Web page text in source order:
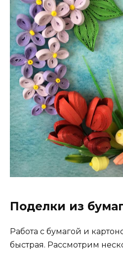
Поделки из
Работа с бумагой и
быстрая. Рассмотрим